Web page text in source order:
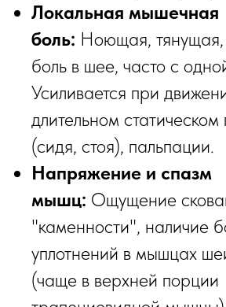
Локальная мышечная
боль: Ноющая,
боль в шее, часто с
Усиливается при
длительном
(сидя, стоя), пальпации.
Напряжение и спазм
мышц: Ощущение
"каменности", наличие
уплотнений в мышцах
(чаще в верхней порции